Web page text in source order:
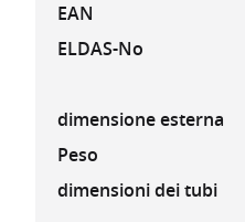
EAN
ELDAS-No
dimensione esterna
Peso
dimensioni dei tubi